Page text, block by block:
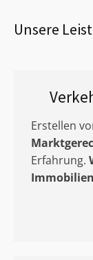
Unsere
Erstellen
Erfahrung.